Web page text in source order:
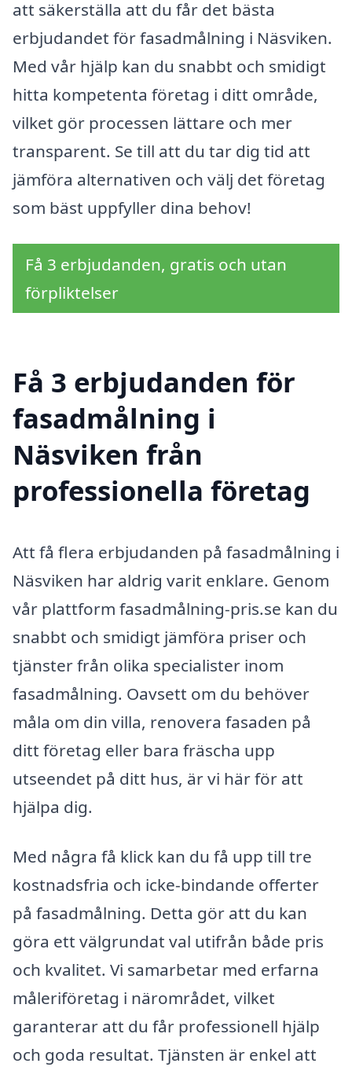
att säkerställa att du får det bästa
erbjudandet för fasadmålning i Näsviken.
Med vår hjälp kan du snabbt och smidigt
hitta kompetenta företag i ditt område,
vilket gör processen lättare och mer
transparent. Se till att du tar dig tid att
jämföra alternativen och välj det företag
som bäst uppfyller dina behov!
Få 3 erbjudanden, gratis och utan
förpliktelser
Få 3 erbjudanden för
fasadmålning i
Näsviken från
professionella företag
Att få flera erbjudanden på fasadmålning i
Näsviken har aldrig varit enklare. Genom
vår plattform fasadmålning-pris.se kan du
snabbt och smidigt jämföra priser och
tjänster från olika specialister inom
fasadmålning. Oavsett om du behöver
måla om din villa, renovera fasaden på
ditt företag eller bara fräscha upp
utseendet på ditt hus, är vi här för att
hjälpa dig.
Med några få klick kan du få upp till tre
kostnadsfria och icke-bindande offerter
på fasadmålning. Detta gör att du kan
göra ett välgrundat val utifrån både pris
och kvalitet. Vi samarbetar med erfarna
måleriföretag i närområdet, vilket
garanterar att du får professionell hjälp
och goda resultat. Tjänsten är enkel att